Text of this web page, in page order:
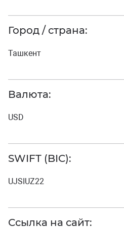
Город / страна:
Ташкент
Валюта:
USD
SWIFT (BIC):
UJSIUZ22
Ссылка на сайт: